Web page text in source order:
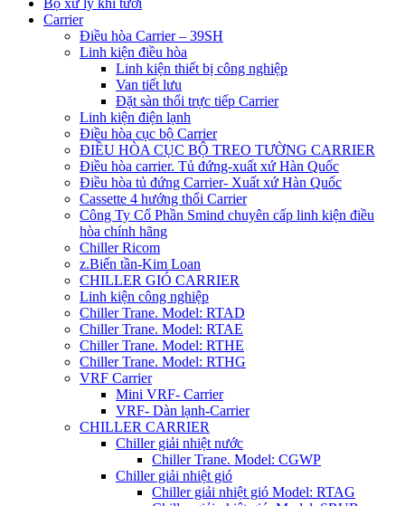
Bộ xử lý khí tươi
Carrier
Điều hòa Carrier – 39SH
Linh kiện điều hòa
Linh kiện thiết bị công nghiệp
Van tiết lưu
Đặt sàn thổi trực tiếp Carrier
Linh kiện điện lạnh
Điều hòa cục bộ Carrier
ĐIỀU HÒA CỤC BỘ TREO TƯỜNG CARRIER
Điều hòa carrier. Tủ đứng-xuất xứ Hàn Quốc
Điều hòa tủ đứng Carrier- Xuất xứ Hàn Quốc
Cassette 4 hướng thổi Carrier
Công Ty Cổ Phần Smind chuyên cấp linh kiện điều
hòa chính hãng
Chiller Ricom
z.Biến tần-Kim Loan
CHILLER GIÓ CARRIER
Linh kiện công nghiệp
Chiller Trane. Model: RTAD
Chiller Trane. Model: RTAE
Chiller Trane. Model: RTHE
Chiller Trane. Model: RTHG
VRF Carrier
Mini VRF- Carrier
VRF- Dàn lạnh-Carrier
CHILLER CARRIER
Chiller giải nhiệt nước
Chiller Trane. Model: CGWP
Chiller giải nhiệt gió
Chiller giải nhiệt gió Model: RTAG